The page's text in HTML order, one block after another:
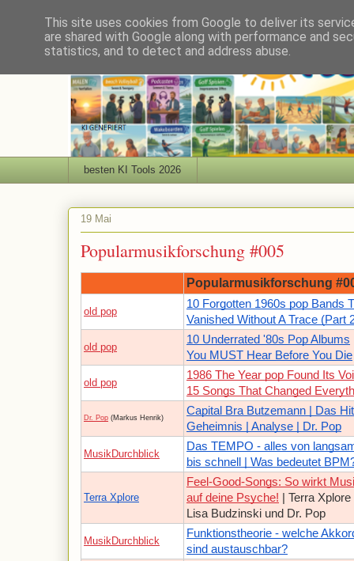
besten KI Tools 2026
19 Mai
Popularmusikforschung #005
Popularmusikforschung
old pop
10 Forgotten 1960s pop Bands
Vanished Without A Trace (Part
old pop
10 Underrated '80s Pop Albums
You MUST Hear Before You Die
old pop
1986 The Year pop Found Its
15 Songs That Changed
Dr. Pop (Markus Henrik)
Capital Bra Butzemann | Das
Geheimnis | Analyse | Dr. Pop
MusikDurchblick
Das TEMPO - alles von
bis schnell | Was bedeutet
Terra Xplore
Feel-Good-Songs: So wirkt
auf deine Psyche! | Terra Xplore
Lisa Budzinski und Dr. Pop
MusikDurchblick
Funktionstheorie - welche
sind austauschbar?
This site uses cookies from Google to deliver its
are shared with Google along with performance and
statistics, and to detect and address abuse.